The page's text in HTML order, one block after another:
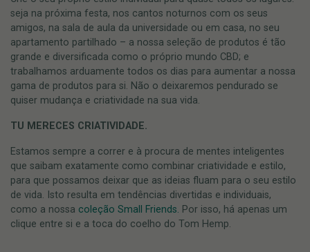
seja na próxima festa, nos cantos noturnos com os seus
amigos, na sala de aula da universidade ou em casa, no seu
apartamento partilhado – a nossa seleção de produtos é tão
grande e diversificada como o próprio mundo CBD; e
trabalhamos arduamente todos os dias para aumentar a nossa
gama de produtos para si. Não o deixaremos pendurado se
quiser mudança e criatividade na sua vida.
TU MERECES CRIATIVIDADE.
Estamos sempre a correr e à procura de mentes inteligentes
que saibam exatamente como combinar criatividade e estilo,
para que possamos deixar que as ideias fluam para o seu estilo
de vida. Isto resulta em tendências divertidas e individuais,
como a nossa coleção Small Friends. Por isso, há apenas um
clique entre si e a toca do coelho do Tom Hemp.